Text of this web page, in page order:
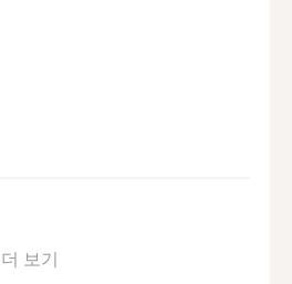
더 보기